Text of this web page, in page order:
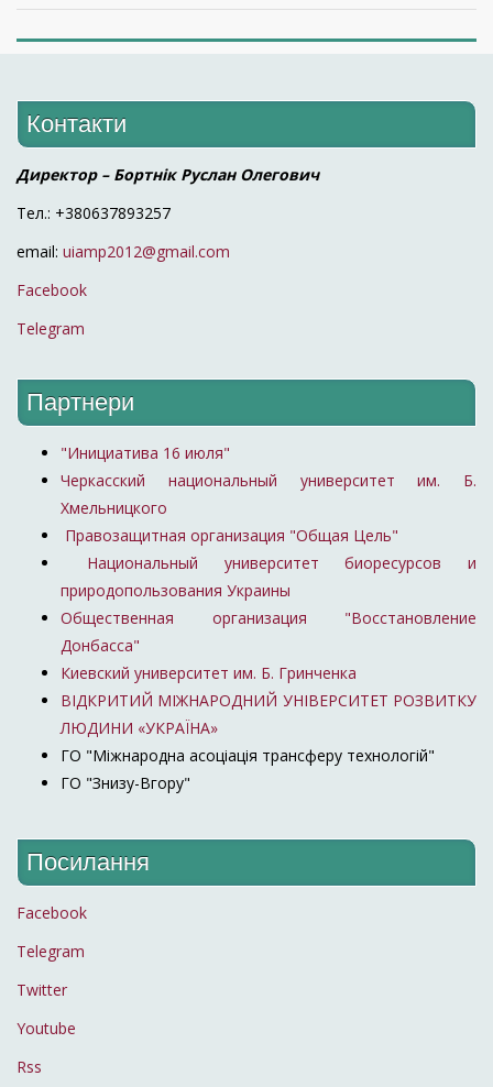
Контакти
Директор – Бортнік Руслан Олегович
Тел.: +380637893257
email: uiamp2012@gmail.com
Facebook
Telegram
Партнери
"Инициатива 16 июля"
Черкасский национальный университет им. Б.
Хмельницкого
Правозащитная организация "Общая Цель"
Национальный университет биоресурсов и
природопользования Украины
Общественная организация "Восстановление
Донбасса"
Киевский университет им. Б. Гринченка
ВІДКРИТИЙ МІЖНАРОДНИЙ УНІВЕРСИТЕТ РОЗВИТКУ
ЛЮДИНИ «УКРАЇНА»
ГО "Міжнародна асоціація трансферу технологій"
ГО "Знизу-Вгору"
Посилання
Facebook
Telegram
Twitter
Youtube
Rss